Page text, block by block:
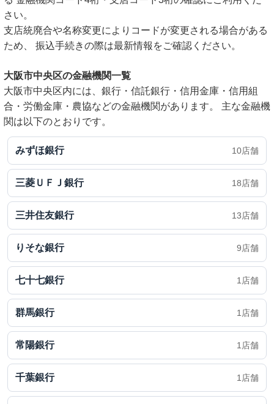
さい。
支店統廃合や名称変更によりコードが変更される場合がある
ため、 振込手続きの際は最新情報をご確認ください。
大阪市中央区の金融機関一覧
大阪市中央区内には、銀行・信託銀行・信用金庫・信用組
合・労働金庫・農協などの金融機関があります。 主な金融機
関は以下のとおりです。
みずほ銀行 10店舗
三菱ＵＦＪ銀行 18店舗
三井住友銀行 13店舗
りそな銀行 9店舗
七十七銀行 1店舗
群馬銀行 1店舗
常陽銀行 1店舗
千葉銀行 1店舗